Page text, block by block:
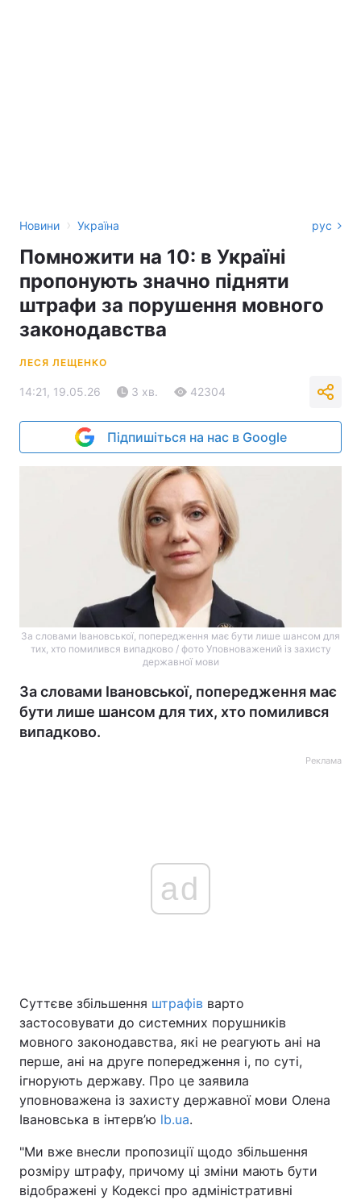
Новини › Україна рус
Помножити на 10: в Україні
пропонують значно підняти
штрафи за порушення мовного
законодавства
ЛЕСЯ ЛЕЩЕНКО
14:21, 19.05.26 3 хв. 42304
Підпишіться на нас в Google
За словами Івановської, попередження має бути лише шансом для
тих, хто помилився випадково / фото Уповноважений із захисту
державної мови
За словами Івановської, попередження має
бути лише шансом для тих, хто помилився
випадково.
Реклама
ad
Суттєве збільшення штрафів варто
застосовувати до системних порушників
мовного законодавства, які не реагують ані на
перше, ані на друге попередження і, по суті,
ігнорують державу. Про це заявила
уповноважена із захисту державної мови Олена
Івановська в інтерв’ю lb.ua.
"Ми вже внесли пропозиції щодо збільшення
розміру штрафу, причому ці зміни мають бути
відображені у Кодексі про адміністративні